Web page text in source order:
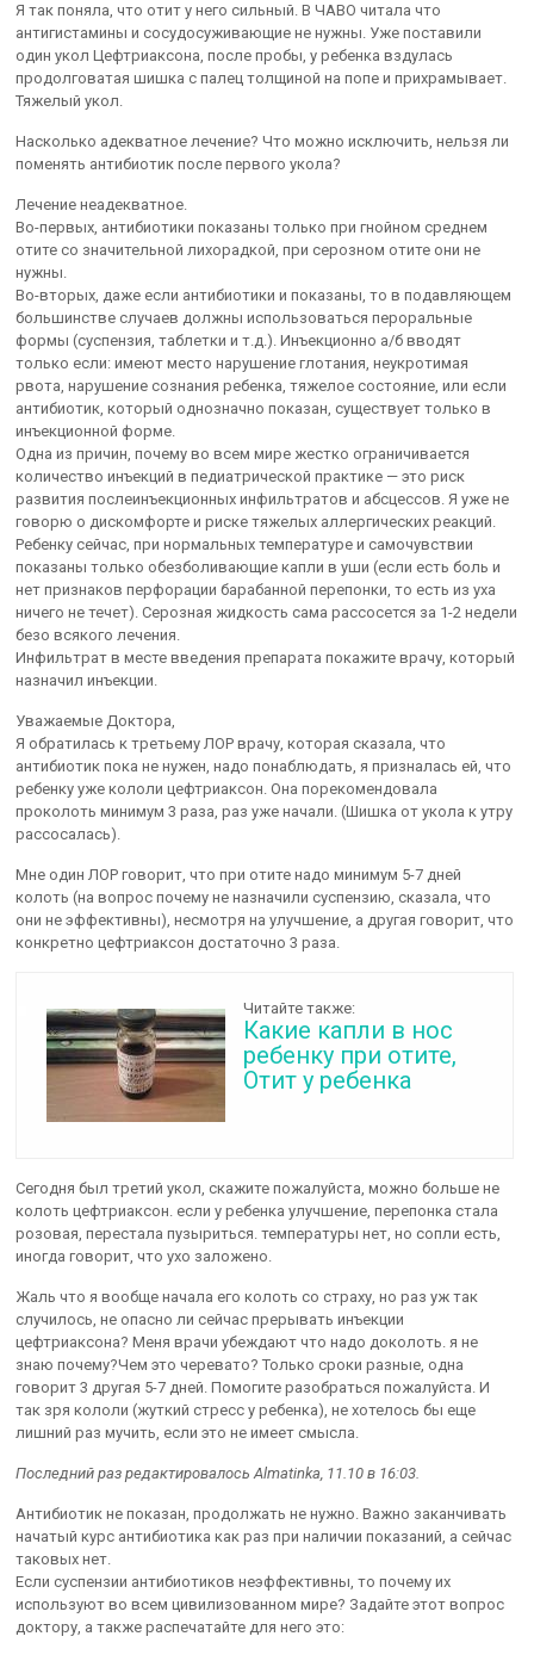
Я так поняла, что отит у него сильный. В ЧАВО читала что
антигистамины и сосудосуживающие не нужны. Уже поставили
один укол Цефтриаксона, после пробы, у ребенка вздулась
продолговатая шишка с палец толщиной на попе и прихрамывает.
Тяжелый укол.
Насколько адекватное лечение? Что можно исключить, нельзя ли
поменять антибиотик после первого укола?
Лечение неадекватное.
Во-первых, антибиотики показаны только при гнойном среднем
отите со значительной лихорадкой, при серозном отите они не
нужны.
Во-вторых, даже если антибиотики и показаны, то в подавляющем
большинстве случаев должны использоваться пероральные
формы (суспензия, таблетки и т.д.). Инъекционно а/б вводят
только если: имеют место нарушение глотания, неукротимая
рвота, нарушение сознания ребенка, тяжелое состояние, или если
антибиотик, который однозначно показан, существует только в
инъекционной форме.
Одна из причин, почему во всем мире жестко ограничивается
количество инъекций в педиатрической практике — это риск
развития послеинъекционных инфильтратов и абсцессов. Я уже не
говорю о дискомфорте и риске тяжелых аллергических реакций.
Ребенку сейчас, при нормальных температуре и самочувствии
показаны только обезболивающие капли в уши (если есть боль и
нет признаков перфорации барабанной перепонки, то есть из уха
ничего не течет). Серозная жидкость сама рассосется за 1-2 недели
безо всякого лечения.
Инфильтрат в месте введения препарата покажите врачу, который
назначил инъекции.
Уважаемые Доктора,
Я обратилась к третьему ЛОР врачу, которая сказала, что
антибиотик пока не нужен, надо понаблюдать, я призналась ей, что
ребенку уже кололи цефтриаксон. Она порекомендовала
проколоть минимум 3 раза, раз уже начали. (Шишка от укола к утру
рассосалась).
Мне один ЛОР говорит, что при отите надо минимум 5-7 дней
колоть (на вопрос почему не назначили суспензию, сказала, что
они не эффективны), несмотря на улучшение, а другая говорит, что
конкретно цефтриаксон достаточно 3 раза.
Читайте также:
Какие капли в нос
ребенку при отите,
Отит у ребенка
Сегодня был третий укол, скажите пожалуйста, можно больше не
колоть цефтриаксон. если у ребенка улучшение, перепонка стала
розовая, перестала пузыриться. температуры нет, но сопли есть,
иногда говорит, что ухо заложено.
Жаль что я вообще начала его колоть со страху, но раз уж так
случилось, не опасно ли сейчас прерывать инъекции
цефтриаксона? Меня врачи убеждают что надо доколоть. я не
знаю почему?Чем это черевато? Только сроки разные, одна
говорит 3 другая 5-7 дней. Помогите разобраться пожалуйста. И
так зря кололи (жуткий стресс у ребенка), не хотелось бы еще
лишний раз мучить, если это не имеет смысла.
Последний раз редактировалось Almatinka, 11.10 в 16:03.
Антибиотик не показан, продолжать не нужно. Важно заканчивать
начатый курс антибиотика как раз при наличии показаний, а сейчас
таковых нет.
Если суспензии антибиотиков неэффективны, то почему их
используют во всем цивилизованном мире? Задайте этот вопрос
доктору, а также распечатайте для него это: